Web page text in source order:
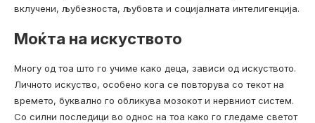
вклучени, љубезноста, љубовта и социјалната интелигенција.
Моќта на искуството
Многу од тоа што го учиме како деца, зависи од искуството.
Личното искуство, особено кога се повторува со текот на
времето, буквално го обликува мозокот и нервниот систем.
Со силни последици во однос на тоа како го гледаме светот